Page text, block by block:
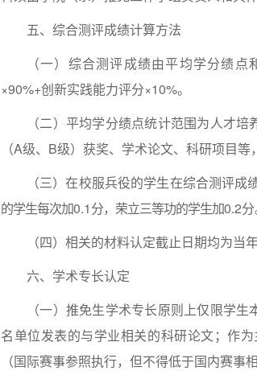
五、综合测评成绩计算方法
（一）综合测评成绩由平均学分绩
×90%+创新实践能力评分×10%。
（二）平均学分绩点统计范围为人才
（A级、B级）获奖、学术论文、科研项目等
（三）在校服兵役的学生在综合测评
的学生每次加0.1分，荣立三等功的学生加0.2分
（四）相关的材料认定截止日期均为当
六、学术专长认定
（一）推免生学术专长原则上仅限学
名单位发表的与学业相关的科研论文；作
（国际赛事参照执行，但不得低于国内赛事